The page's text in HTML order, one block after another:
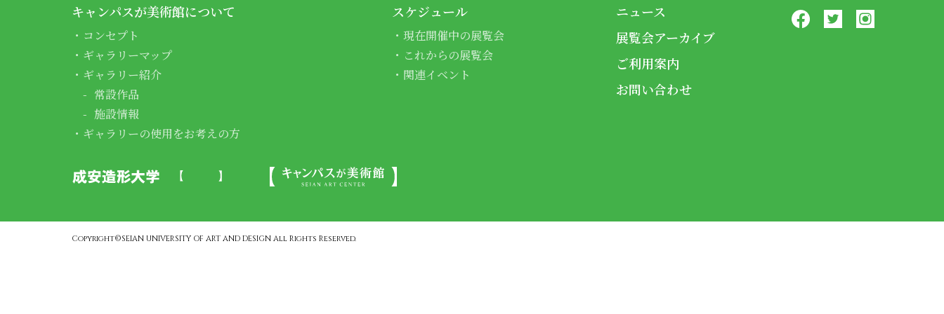
キャンパスが美術館について
コンセプト
ギャラリーマップ
ギャラリー紹介
常設作品
施設情報
ギャラリーの使用をお考えの方
スケジュール
現在開催中の展覧会
これからの展覧会
関連イベント
ニュース
展覧会アーカイブ
ご利用案内
お問い合わせ
Copyright©SEIAN UNIVERSITY OF ART AND DESIGN All Rights Reserved.